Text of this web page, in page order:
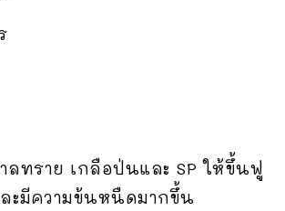
ลทราย เกลือป่นและ SP ให้ขึ้นฟู
ะมีความข้นหนืดมากขึ้น